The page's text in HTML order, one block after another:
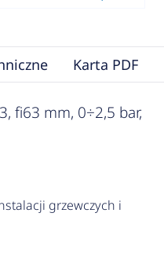
Karta PDF
fi63 mm, 0÷2,5 bar,
grzewczych i